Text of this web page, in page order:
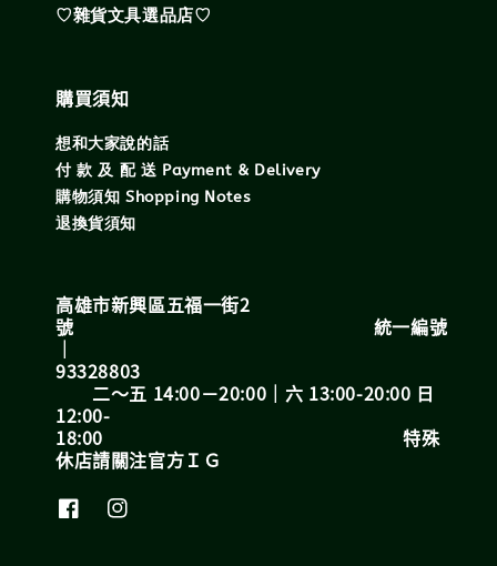
♡雜貨文具選品店♡
購買須知
想和大家說的話
付 款 及 配 送 Payment & Delivery
購物須知 Shopping Notes
退換貨須知
高雄市新興區五福一街2
號 統一編號
｜
93328803
二～五 14:00－20:00｜六 13:00-20:00 日
12:00-
18:00 特殊
休店請關注官方ＩＧ